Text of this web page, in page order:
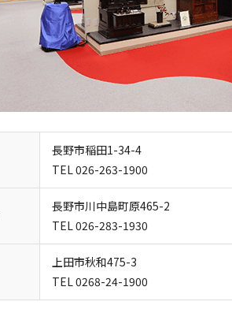
長野市稲田1-34-4
TEL 026-263-1900
長野市川中島町原465-2
TEL 026-283-1930
上田市秋和475-3
TEL 0268-24-1900